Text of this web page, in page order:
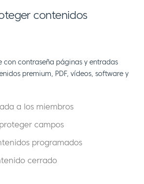
contenidos
con contraseña páginas y entradas
premium, PDF, vídeos, software y
a los miembros
campos
programados
cerrado